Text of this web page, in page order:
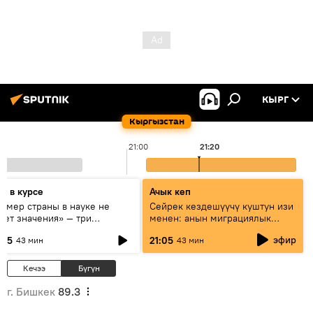
Кыргызстан
КЫРГ
21:00 21:20
в курсе
страны в науке не
значения» — три
и Кыргызстана в
43 мин
Ачык кеп
Сейрек кездешүүчү куштун изи
менен: анын миграциялык
жолу эмнеден кабар берет?
21:05 43 мин эфир
Кечээ Бүгүн
г. Бишкек 89.3